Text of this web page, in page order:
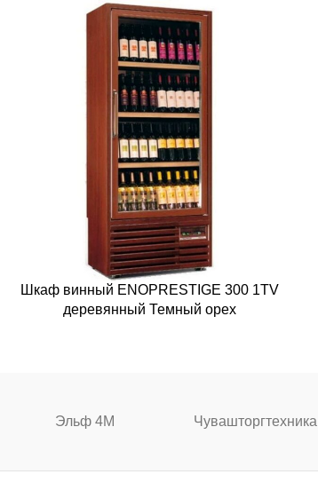
Шкаф винный ENOPRESTIGE 300 1TV
деревянный Темный орех
Эльф 4М Чувашторгтехника